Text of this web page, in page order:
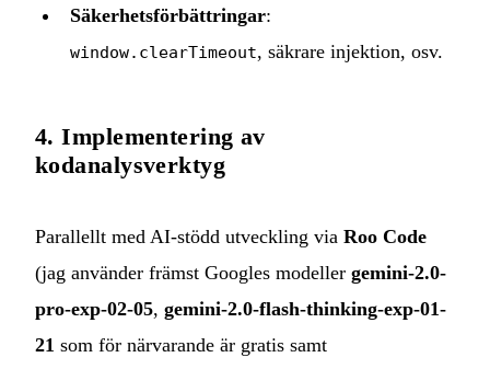
Säkerhetsförbättringar:
window.clearTimeout, säkrare injektion, osv.
4. Implementering av
kodanalysverktyg
Parallellt med AI‑stödd utveckling via Roo Code
(jag använder främst Googles modeller gemini-2.0-
pro-exp-02-05, gemini-2.0-flash-thinking-exp-01-
21 som för närvarande är gratis samt